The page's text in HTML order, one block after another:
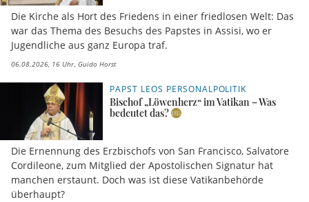
Die Kirche als Hort des Friedens in einer friedlosen Welt: Das
war das Thema des Besuchs des Papstes in Assisi, wo er
Jugendliche aus ganz Europa traf.
06.08.2026, 16 Uhr Guido Horst
PAPST LEOS PERSONALPOLITIK
Bischof „Löwenherz“ im Vatikan – Was
bedeutet das?
Die Ernennung des Erzbischofs von San Francisco, Salvatore
Cordileone, zum Mitglied der Apostolischen Signatur hat
manchen erstaunt. Doch was ist diese Vatikanbehörde
überhaupt?